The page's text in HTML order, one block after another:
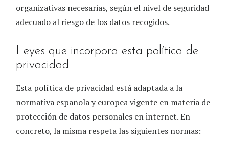
organizativas necesarias, según el nivel de seguridad
adecuado al riesgo de los datos recogidos.
Leyes que incorpora esta política de
privacidad
Esta política de privacidad está adaptada a la
normativa española y europea vigente en materia de
protección de datos personales en internet. En
concreto, la misma respeta las siguientes normas: